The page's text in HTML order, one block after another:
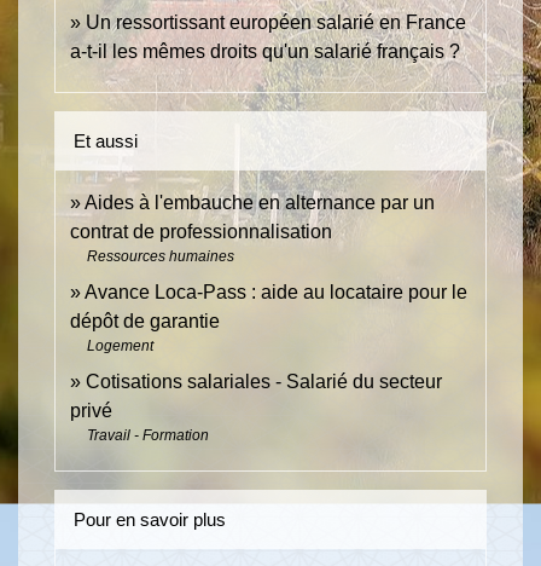
Un ressortissant européen salarié en France
a-t-il les mêmes droits qu'un salarié français ?
Et aussi
Aides à l'embauche en alternance par un
contrat de professionnalisation
Ressources humaines
Avance Loca-Pass : aide au locataire pour le
dépôt de garantie
Logement
Cotisations salariales - Salarié du secteur
privé
Travail - Formation
Pour en savoir plus